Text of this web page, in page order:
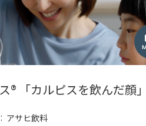
®︎ 「カルピスを飲んだ顔」
アサヒ飲料